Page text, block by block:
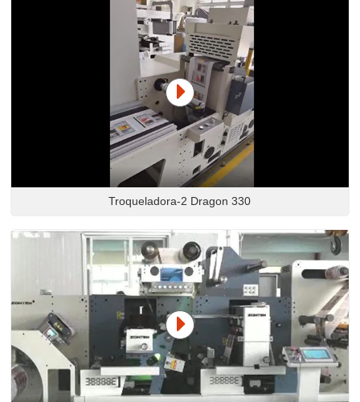
Troqueladora-2 Dragon 330